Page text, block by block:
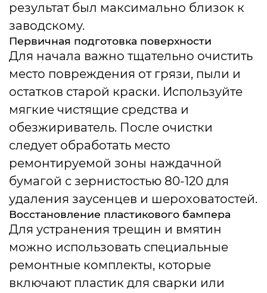
результат был максимально близок к
заводскому.
Первичная подготовка поверхности
Для начала важно тщательно очистить
место повреждения от грязи, пыли и
остатков старой краски. Используйте
мягкие чистящие средства и
обезжириватель. После очистки
следует обработать место
ремонтируемой зоны наждачной
бумагой с зернистостью 80-120 для
удаления заусенцев и шероховатостей.
Восстановление пластикового бампера
Для устранения трещин и вмятин
можно использовать специальные
ремонтные комплекты, которые
включают пластик для сварки или